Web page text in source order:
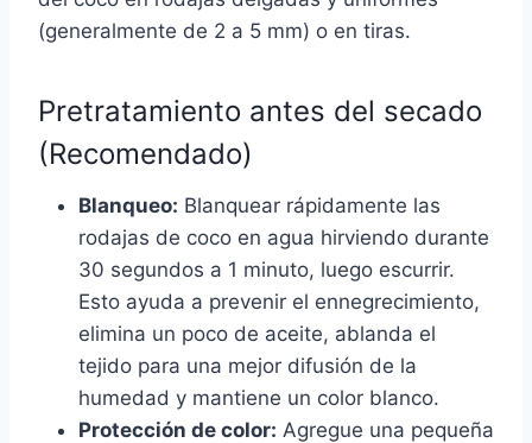
(generalmente de 2 a 5 mm) o en tiras.
Pretratamiento antes del secado
(Recomendado)
Blanqueo: Blanquear rápidamente las
rodajas de coco en agua hirviendo durante
30 segundos a 1 minuto, luego escurrir.
Esto ayuda a prevenir el ennegrecimiento,
elimina un poco de aceite, ablanda el
tejido para una mejor difusión de la
humedad y mantiene un color blanco.
Protección de color: Agregue una pequeña